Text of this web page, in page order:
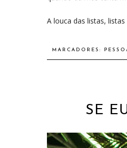
A louca das listas,
MARCADORES:
SE